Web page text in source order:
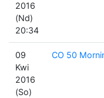
2016
(Nd)
20:34
09
Kwi
2016
(So)
CO 50